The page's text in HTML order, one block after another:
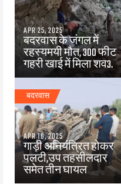
APR 25, 2025
बदरवास के जंगल में
रहस्यमयी मौत, 300 फीट
गहरी खाई में मिला शव3.
बदरवास
APR 16, 2025
गाड़ी अनियंत्रित होकर
पलटी,उप तहसीलदार
समेत तीन घायल